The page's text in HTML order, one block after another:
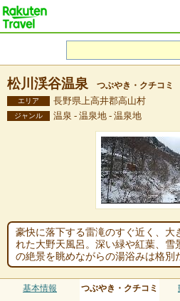
松川渓谷温泉 つぶやき・クチコミ
エリア 長野県上高井郡高山村
ジャンル 温泉 - 温泉地 - 温泉地
豪快に落下する雷滝のすぐ近く、大
れた大野天風呂。深い緑や紅葉、雪
の絶景を眺めながらの湯浴みは格別
基本情報 つぶやき・クチコミ